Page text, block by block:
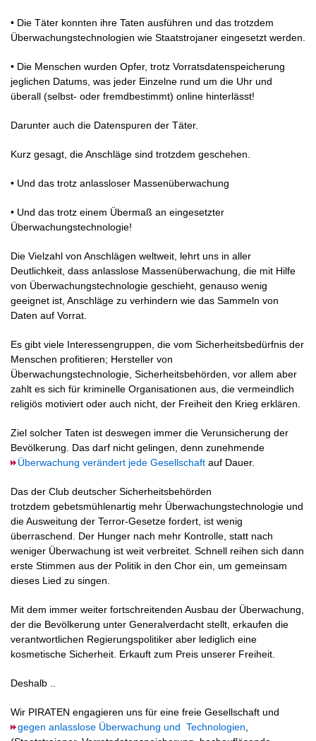
• Die Täter konnten ihre Taten ausführen und das trotzdem
Überwachungstechnologien wie Staatstrojaner eingesetzt werden.
• Die Menschen wurden Opfer, trotz Vorratsdatenspeicherung
jeglichen Datums, was jeder Einzelne rund um die Uhr und
überall (selbst- oder fremdbestimmt) online hinterlässt!
Darunter auch die Datenspuren der Täter.
Kurz gesagt, die Anschläge sind trotzdem geschehen.
• Und das trotz anlassloser Massenüberwachung
• Und das trotz einem Übermaß an eingesetzter
Überwachungstechnologie!
Die Vielzahl von Anschlägen weltweit, lehrt uns in aller
Deutlichkeit, dass anlasslose Massenüberwachung, die mit Hilfe
von Überwachungstechnologie geschieht, genauso wenig
geeignet ist, Anschläge zu verhindern wie das Sammeln von
Daten auf Vorrat.
Es gibt viele Interessengruppen, die vom Sicherheitsbedürfnis der
Menschen profitieren; Hersteller von
Überwachungstechnologie, Sicherheitsbehörden, vor allem aber
zahlt es sich für kriminelle Organisationen aus, die vermeindlich
religiös motiviert oder auch nicht, der Freiheit den Krieg erklären.
Ziel solcher Taten ist deswegen immer die Verunsicherung der
Bevölkerung. Das darf nicht gelingen, denn zunehmende
Überwachung verändert jede Gesellschaft auf Dauer.
Das der Club deutscher Sicherheitsbehörden
trotzdem gebetsmühlenartig mehr Überwachungstechnologie und
die Ausweitung der Terror-Gesetze fordert, ist wenig
überraschend. Der Hunger nach mehr Kontrolle, statt nach
weniger Überwachung ist weit verbreitet. Schnell reihen sich dann
erste Stimmen aus der Politik in den Chor ein, um gemeinsam
dieses Lied zu singen.
Mit dem immer weiter fortschreitenden Ausbau der Überwachung,
der die Bevölkerung unter Generalverdacht stellt, erkaufen die
verantwortlichen Regierungspolitiker aber lediglich eine
kosmetische Sicherheit. Erkauft zum Preis unserer Freiheit.
Deshalb ..
Wir PIRATEN engagieren uns für eine freie Gesellschaft und
gegen anlasslose Überwachung und Technologien